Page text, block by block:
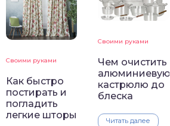
Своими руками
Как быстро
постирать и
погладить
легкие шторы
Своими руками
Чем очистить
алюминиевую
кастрюлю до
блеска
Читать далее